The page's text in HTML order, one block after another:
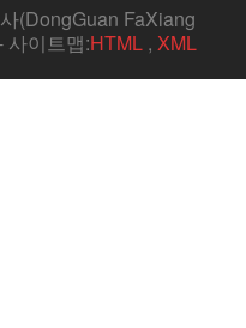
(DongGuan FaXiang
사이트맵:HTML , XML